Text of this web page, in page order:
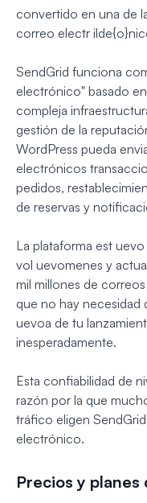
convertido en una de
correo electr
SendGrid funciona
electrónico" basado
compleja
gestión de la
WordPress pueda
electrónicos
pedidos,
de reservas y
La plataforma est
vol uevomenes y
mil millones de
que no hay necesidad
uevoa de tu
inesperadamente.
Esta confiabilidad de
razón por la que
tráfico eligen
electrónico.
Precios y planes